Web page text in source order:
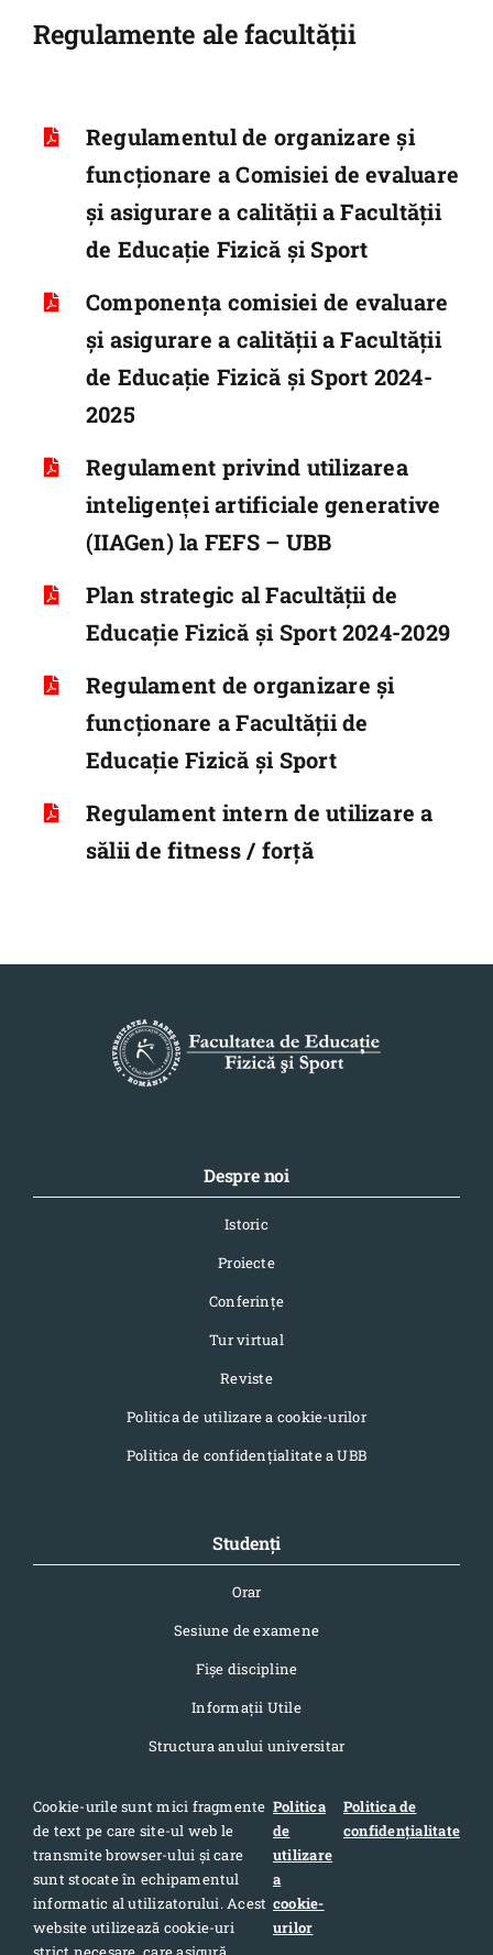
Regulamente ale facultății
Regulamentul de organizare și
funcționare a Comisiei de evaluare
și asigurare a calității a Facultății
de Educație Fizică și Sport
Componența comisiei de evaluare
și asigurare a calității a Facultății
de Educație Fizică și Sport 2024-
2025
Regulament privind utilizarea
inteligenței artificiale generative
(IIAGen) la FEFS – UBB
Plan strategic al Facultății de
Educație Fizică și Sport 2024-2029
Regulament de organizare şi
funcţionare a Facultăţii de
Educaţie Fizică şi Sport
Regulament intern de utilizare a
sălii de fitness / forță
Despre noi
Istoric
Proiecte
Conferinţe
Tur virtual
Reviste
Politica de utilizare a cookie-urilor
Politica de confidențialitate a UBB
Studenți
Orar
Sesiune de examene
Fișe discipline
Informaţii Utile
Structura anului universitar
Contact
Adresa: Str. Pandurilor 7, cod postal 400376, Cluj-Napoca,
România
Telefon: 0040-264-420709
Cookie-urile sunt mici fragmente
de text pe care site-ul web le
transmite browser-ului și care
sunt stocate în echipamentul
informatic al utilizatorului. Acest
website utilizează cookie-uri
Politica
de
utilizare
a
cookie-
urilor
Politica de
confidențialitate